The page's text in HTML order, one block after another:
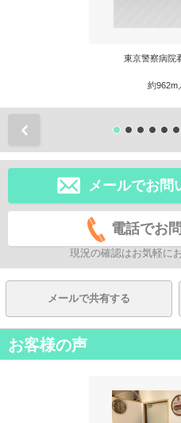
東京警察病院
約962m
メールでお問
電話でお
現況の確認はお気軽に
メールで共有する
お客様の声